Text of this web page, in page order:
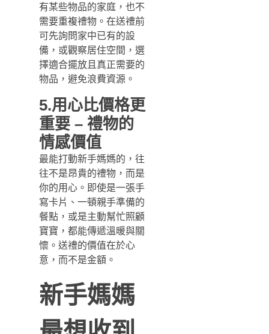
有某些物品的家庭，也不
需要重複禮物。在送禮前
可先詢問家中已有的設
備，或觀察居住空間，選
擇適合擺放且真正需要的
物品，避免浪費資源。
5.用心比價格更
重要 – 禮物的
情感價值
最能打動新手媽媽的，往
往不是昂貴的禮物，而是
你的用心。即使是一張手
寫卡片、一頓親手準備的
餐點，或是主動幫忙照顧
寶寶，都能傳遞溫暖與關
懷。送禮的價值在於心
意，而不是金額。
新手媽媽